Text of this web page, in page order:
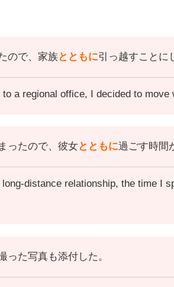
ので、家族とともに引っ越すことに
a regional office, I decided to move
ったので、彼女とともに過ごす時間
distance relationship, the time I
った写真も添付した。